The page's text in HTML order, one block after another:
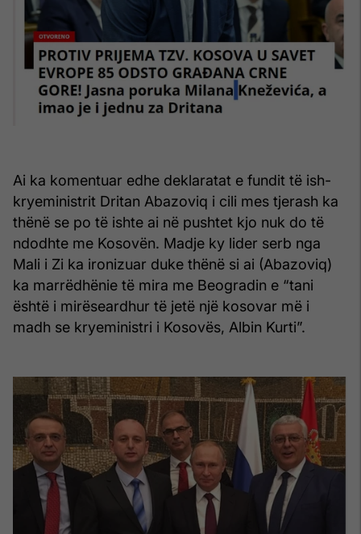
Ai ka komentuar edhe deklaratat e fundit të ish-
kryeministrit Dritan Abazoviq i cili mes tjerash ka
thënë se po të ishte ai në pushtet kjo nuk do të
ndodhte me Kosovën. Madje ky lider serb nga
Mali i Zi ka ironizuar duke thënë si ai (Abazoviq)
ka marrëdhënie të mira me Beogradin e “tani
është i mirëseardhur të jetë një kosovar më i
madh se kryeministri i Kosovës, Albin Kurti”.